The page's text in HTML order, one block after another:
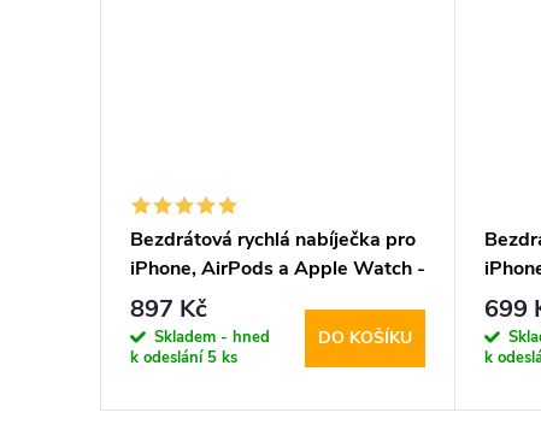
Bezdrátová rychlá nabíječka pro
iPhone, AirPods a Apple Watch -
Tech-Protect, A12 MagSafe
Wireless Charger White
897 Kč
Skladem - hned
k odeslání 5 ks
DO KOŠÍKU
A28
Black
699
k